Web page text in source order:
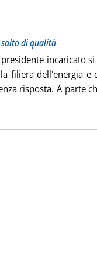
di qualità
incaricato
filiera dell'energia e
risposta. A parte